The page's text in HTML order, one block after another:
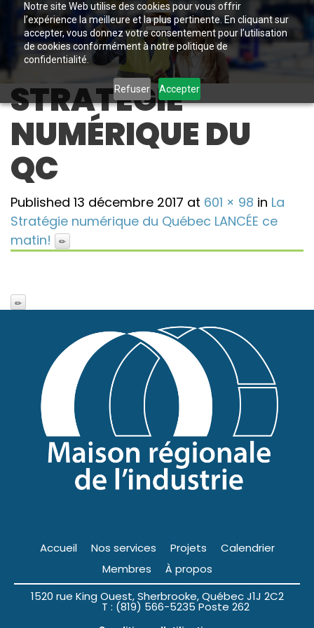
Notre site Web utilise des cookies pour vous offrir
l’expérience la meilleure et la plus pertinente. En cliquant sur
accepter, vous donnez votre consentement pour l’utilisation
de cookies conformément à notre politique de
confidentialité.
Refuser Accepter
STRATÉGIE
NUMÉRIQUE DU
QC
Published 13 décembre 2017 at 601 × 98 in La
Stratégie numérique du Québec LANCÉE ce
matin!
Accueil Nos services Projets
Calendrier
Membres
À propos
1520 rue King Ouest, Sherbrooke, Québec J1J 2C2
T : (819) 566-5235 Poste 262